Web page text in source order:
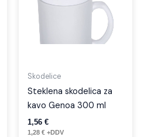
Skodelice
Steklena skodelica za
kavo Genoa 300 ml
1,56 €
1,28 € +DDV